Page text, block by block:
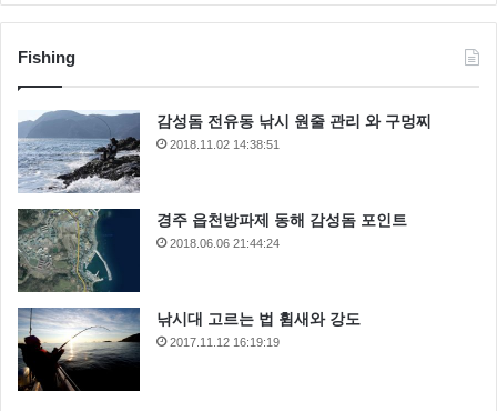
Fishing
감성돔 전유동 낚시 원줄 관리 와 구멍찌
2018.11.02 14:38:51
경주 읍천방파제 동해 감성돔 포인트
2018.06.06 21:44:24
낚시대 고르는 법 휨새와 강도
2017.11.12 16:19:19